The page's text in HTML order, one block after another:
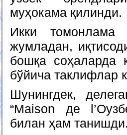
муҳокама қилинди.
Икки томонлама
жумладан,
бошқа соҳаларда
бўйича таклифлар
Шунингдек,
“Maison де
билан ҳам танишди.